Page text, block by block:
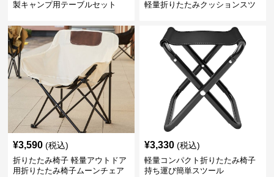
製キャンプ用テーブルセット
軽量折りたたみクッションスツ
¥3,590 (税込)
折りたたみ椅子 軽量アウトドア
用折りたたみ椅子ムーンチェア
¥3,330 (税込)
軽量コンパクト折りたたみ椅子
持ち運び簡単スツール